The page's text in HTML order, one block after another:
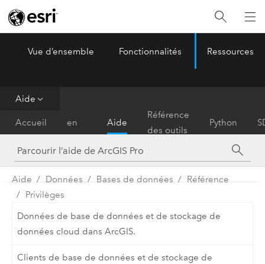
ArcGIS Pro
Vue d’ensemble Fonctionnalités Ressources
Aide
Accueil
en
main
Aide
Référence
des outils
Python
Aide Données Bases de données
Référence
Privilèges
Données de base de données et de stockage de
données cloud dans ArcGIS.
Clients de base de données et de stockage de